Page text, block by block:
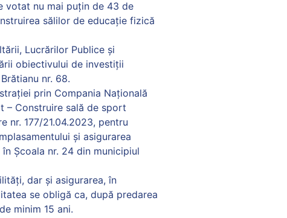
votat nu mai puțin de 43 de
sălilor de educație fizică
Lucrărilor Publice și
obiectivului de investiții
nr. 68.
prin Compania Națională
– Construire sală de sport
nr. 177/21.04.2023, pentru
și asigurarea
Școala nr. 24 din municipiul
dar și asigurarea, în
se obligă ca, după predarea
minim 15 ani.